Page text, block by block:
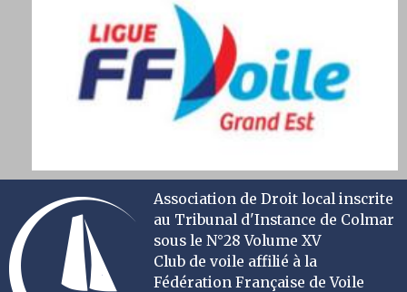
Association de Droit local inscrite
au Tribunal d'Instance de Colmar
sous le N°28 Volume XV
Club de voile affilié à la
Fédération Française de Voile